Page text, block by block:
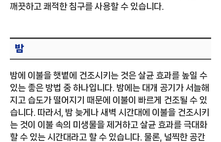
깨끗하고 쾌적한 침구를 사용할 수 있습니다.
밤
밤에 이불을 햇볕에 건조시키는 것은 살균 효과를 높일 수
있는 좋은 방법 중 하나입니다. 밤에는 대개 공기가 서늘해
지고 습도가 떨어지기 때문에 이불이 빠르게 건조될 수 있
습니다. 따라서, 밤 늦게나 새벽 시간대에 이불을 건조시키
는 것이 이불 속의 미생물을 제거하고 살균 효과를 극대화
할 수 있는 시간대라고 할 수 있습니다. 물론, 널찍한 공간